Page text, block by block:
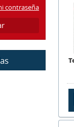
contraseña